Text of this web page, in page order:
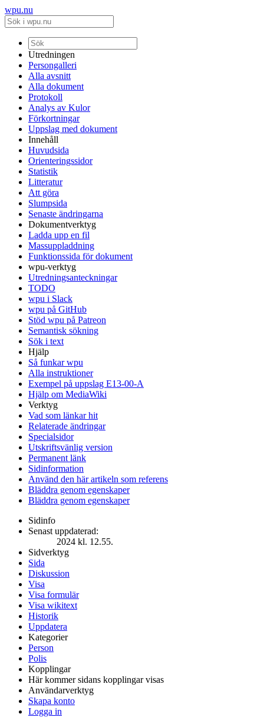
wpu.nu
Utredningen
Persongalleri
Alla avsnitt
Alla dokument
Protokoll
Analys av Kulor
Förkortningar
Uppslag med dokument
Innehåll
Huvudsida
Orienteringssidor
Statistik
Litteratur
Att göra
Slumpsida
Senaste ändringarna
Dokumentverktyg
Ladda upp en fil
Massuppladdning
Funktionssida för dokument
wpu-verktyg
Utredningsanteckningar
TODO
wpu i Slack
wpu på GitHub
Stöd wpu på Patreon
Semantisk sökning
Sök i text
Hjälp
Så funkar wpu
Alla instruktioner
Exempel på uppslag E13-00-A
Hjälp om MediaWiki
Verktyg
Vad som länkar hit
Relaterade ändringar
Specialsidor
Utskriftsvänlig version
Permanent länk
Sidinformation
Använd den här artikeln som referens
Bläddra genom egenskaper
Bläddra genom egenskaper
Sidinfo
Senast uppdaterad:
2024 kl. 12.55.
Sidverktyg
Sida
Diskussion
Visa
Visa formulär
Visa wikitext
Historik
Uppdatera
Kategorier
Person
Polis
Kopplingar
Här kommer sidans kopplingar visas
Användarverktyg
Skapa konto
Logga in